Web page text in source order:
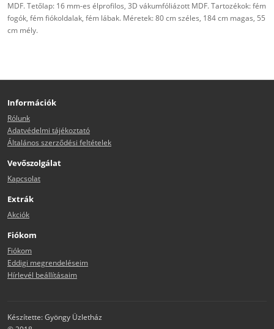
MDF. Tetőlap: 16 mm-es élprofilos, 3D vákumfóliázott MDF. Tartozékok: fém
fogók, fém fiókoldalak, fém lábak. Méretek: 80 cm széles, 184 cm magas, 55
cm mély.
Információk
Rólunk
Adatvédelmi tájékoztató
Általános szerződési feltételek
Vevőszolgálat
Kapcsolat
Extrák
Akciók
Fiókom
Fiókom
Eddigi megrendeléseim
Hírlevél beállításaim
Készítette: Gyöngy Üzletház